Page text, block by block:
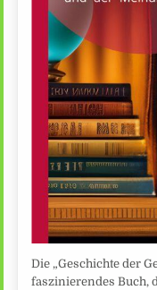
Die „Geschichte der
faszinierendes Buch,